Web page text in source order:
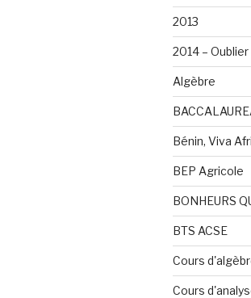
2013
2014 –
Algèbre
Bénin, Viva
BEP Agricole
BONHEURS
BTS ACSE
Cours
Cours